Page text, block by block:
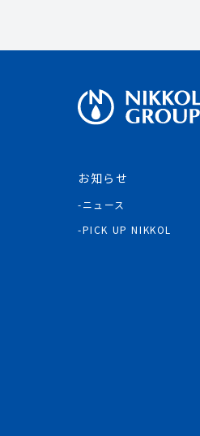
お知らせ
ニュース
PICK UP NIKKOL